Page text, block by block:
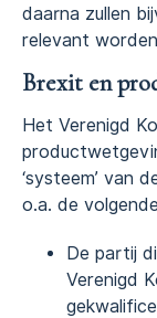
daarna zullen
relevant
Brexit en
Het Verenigd
‘systeem’ van
o.a. de
De partij
Verenigd